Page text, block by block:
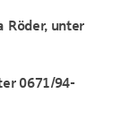
Röder, unter
0671/94-